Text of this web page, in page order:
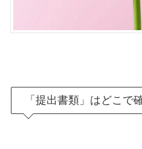
「提出書類」はどこで